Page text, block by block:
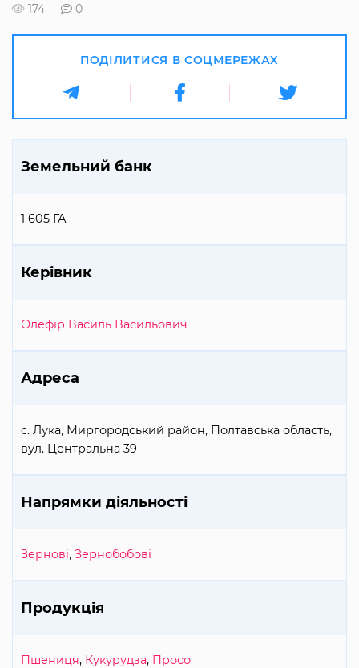
174 0
ПОДІЛИТИСЯ В СОЦМЕРЕЖАХ
Земельний банк
1 605 ГА
Керівник
Олефір Василь Васильович
Адреса
с. Лука, Миргородський район, Полтавська область,
вул. Центральна 39
Напрямки діяльності
Зернові, Зернобобові
Продукція
Пшениця, Кукурудза, Просо